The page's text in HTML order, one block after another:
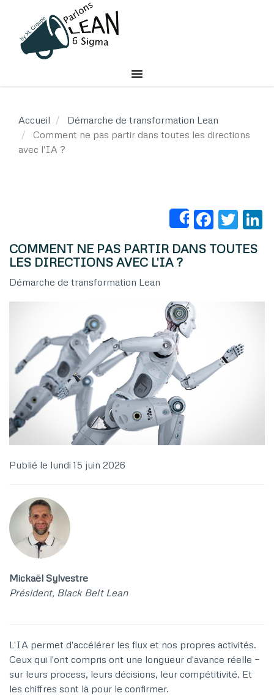
contenu
principal
Accueil
Démarche de transformation Lean
Comment ne pas partir dans toutes les directions
avec l'IA ?
Share
COMMENT NE PAS PARTIR DANS TOUTES
LES DIRECTIONS AVEC L'IA ?
Démarche de transformation Lean
Publié le lundi 15 juin 2026
Mickaël Sylvestre
Président, Black Belt Lean
L'IA permet d'accélérer les flux et nos propres activités.
Ceux qui l'ont compris ont une longueur d'avance réelle —
sur leurs process, leurs décisions, leur compétitivité. Et
les chiffres sont là pour le confirmer.